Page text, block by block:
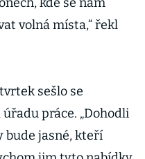
volná místa,“ řekl
sešlo se
práce. „Dohodli
bude jasné, kteří